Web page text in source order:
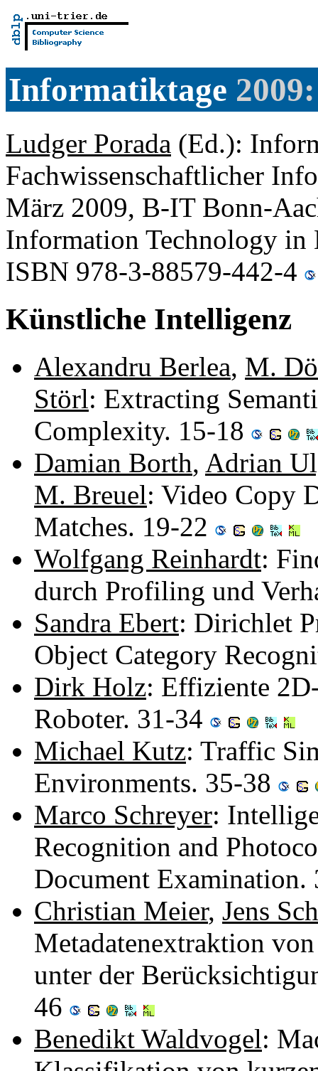
Informatiktage
Ludger Porada (Ed.):
Fachwissenschaftlicher
März 2009, B-IT Bonn-
Information Technology
ISBN 978-3-88579-442-4
Künstliche Intelligenz
Alexandru Berlea, M.
Störl: Extracting
Complexity. 15-18
Damian Borth, Adrian
M. Breuel: Video Copy
Matches. 19-22
Wolfgang Reinhardt:
durch Profiling und
Sandra Ebert: Dirichlet
Object Category
Dirk Holz: Effiziente
Roboter. 31-34
Michael Kutz: Traffic
Environments. 35-38
Marco Schreyer:
Recognition and
Document
Christian Meier, Jens
Metadatenextraktion
unter der
46
Benedikt Waldvogel: